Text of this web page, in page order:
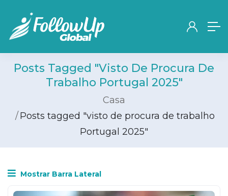
Posts Tagged "visto De Procura De
Trabalho Portugal 2025"
Casa
Posts tagged "visto de procura de trabalho
Portugal 2025"
Mostrar Barra Lateral